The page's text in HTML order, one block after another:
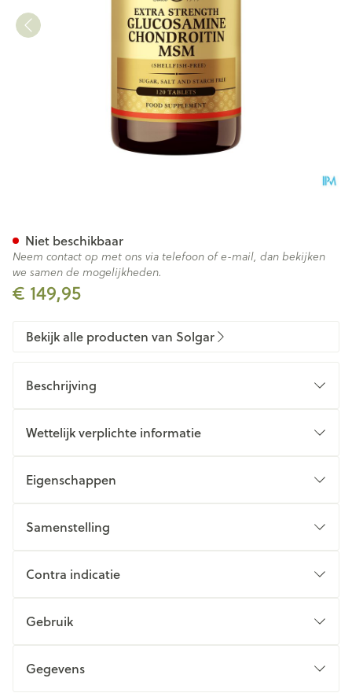
€ 149,95
Niet beschikbaar
Neem contact op met ons via telefoon of e-mail, dan bekijken
we samen de mogelijkheden.
Bekijk alle producten van Solgar
Beschrijving
Wettelijk verplichte informatie
Eigenschappen
Samenstelling
Contra indicatie
Gebruik
Gegevens